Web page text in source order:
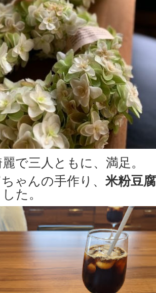
で三人ともに、満足。
ゃんの手作り、 米粉豆
た。